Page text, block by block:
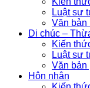
Luật sư
Văn bản
Di chúc –
Kiến
Luật sư
Văn bản
Hôn nhân